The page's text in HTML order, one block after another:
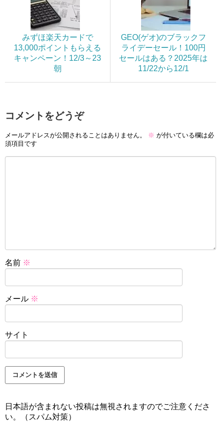
みずほ楽天カードで
13,000ポイントもらえる
キャンペーン！12/3～23
朝
GEO(ゲオ)のブラックフ
ライデーセール！100円
セールはある？2025年は
11/22から12/1
コメントをどうぞ
メールアドレスが公開されることはありません。 ※ が付いている欄は必
須項目です
名前 ※
メール ※
サイト
日本語が含まれない投稿は無視されますのでご注意くださ
い。（スパム対策）